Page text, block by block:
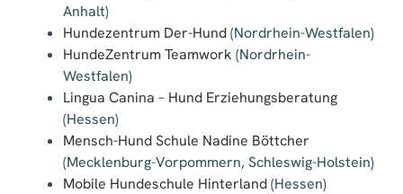
Anhalt)
Hundezentrum Der-Hund(Nordrhein-Westfalen)
HundeZentrum Teamwork (Nordrhein-
Westfalen)
Lingua Canina – Hund Erziehungsberatung
(Hessen)
Mensch-Hund Schule Nadine Böttcher
(Mecklenburg-Vorpommern, Schleswig-Holstein)
Mobile Hundeschule Hinterland(Hessen)